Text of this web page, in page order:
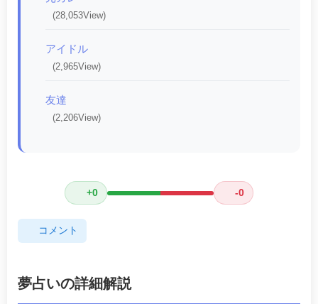
(28,053View)
アイドル
(2,965View)
友達
(2,206View)
+0 -0
コメント
夢占いの詳細解説